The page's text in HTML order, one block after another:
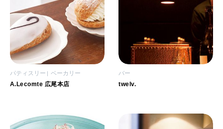
パティスリー ベーカリー
A.Lecomte 広尾本店
バー
twelv.